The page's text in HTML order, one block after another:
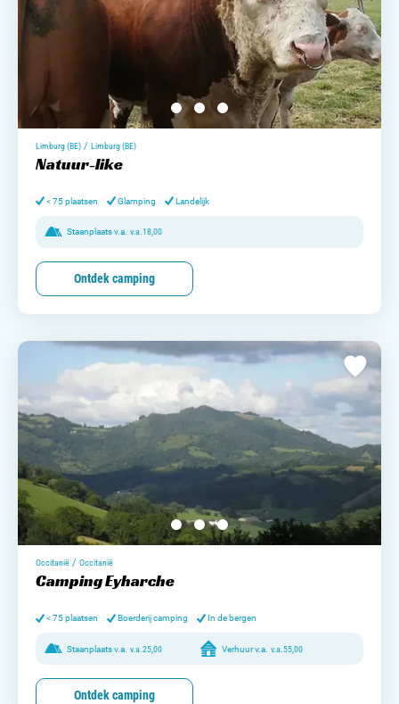
Limburg (BE) / Limburg (BE)
Natuur-like
< 75 plaatsen Glamping Landelijk
Staanplaats v.a. v.a.18,00
Ontdek camping
Occitanië / Occitanië
Camping Eyharche
< 75 plaatsen Boerderij camping In de bergen
Staanplaats v.a. v.a. 25,00 Verhuur v.a. v.a. 55,00
Ontdek camping